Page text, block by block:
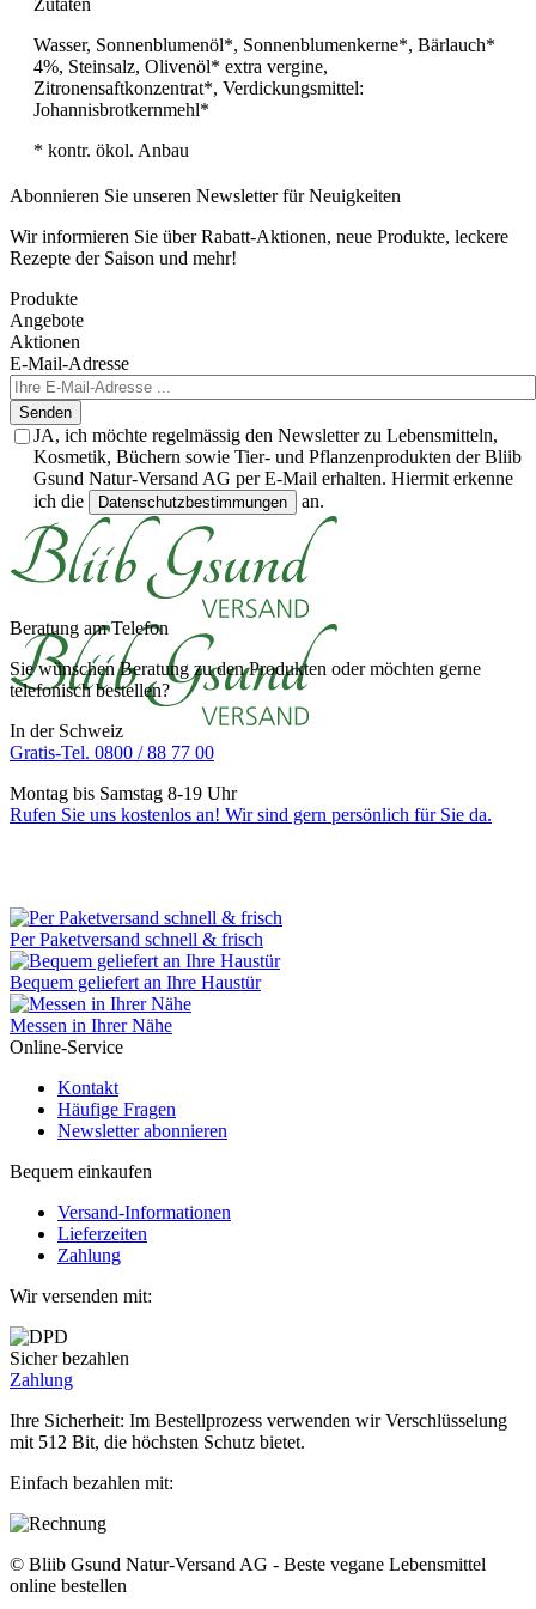
Wasser, Sonnenblumenöl*, Sonnenblumenkerne*, Bärlauch*
4%, Steinsalz, Olivenöl* extra vergine,
Zitronensaftkonzentrat*, Verdickungsmittel:
Johannisbrotkernmehl*
* kontr. ökol. Anbau
Abonnieren Sie unseren Newsletter für Neuigkeiten
Wir informieren Sie über Rabatt-Aktionen, neue Produkte, leckere
Rezepte der Saison und mehr!
Produkte
Angebote
Aktionen
E-Mail-Adresse
Senden
JA, ich möchte regelmässig den Newsletter zu Lebensmitteln,
Kosmetik, Büchern sowie Tier- und Pflanzenprodukten der Bliib
Gsund Natur-Versand AG per E-Mail erhalten. Hiermit erkenne
ich die
Datenschutzbestimmungen an.
Beratung am Telefon
Sie wünschen Beratung zu den Produkten oder möchten gerne
telefonisch bestellen?
In der Schweiz
Gratis-Tel. 0800 / 88 77 00
Montag bis Samstag 8-19 Uhr
Rufen Sie uns kostenlos an! Wir sind gern persönlich für Sie da.
Per Paketversand schnell & frisch
Bequem geliefert an Ihre Haustür
Messen in Ihrer Nähe
Online-Service
Kontakt
Häufige Fragen
Newsletter abonnieren
Bequem einkaufen
Versand-Informationen
Lieferzeiten
Zahlung
Wir versenden mit:
Sicher bezahlen
Zahlung
Ihre Sicherheit: Im Bestellprozess verwenden wir Verschlüsselung
mit 512 Bit, die höchsten Schutz bietet.
Einfach bezahlen mit:
© Bliib Gsund Natur-Versand AG - Beste vegane Lebensmittel
online bestellen